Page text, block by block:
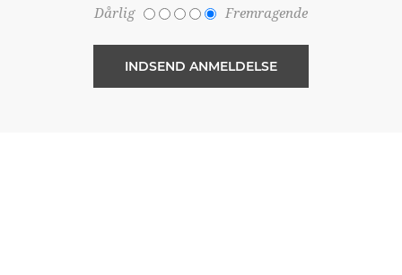
Dårlig Fremragende